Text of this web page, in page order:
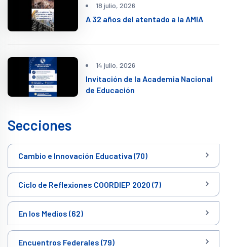
18 julio, 2026
A 32 años del atentado a la AMIA
14 julio, 2026
Invitación de la Academia Nacional
de Educación
Secciones
Cambio e Innovación Educativa (70)
Ciclo de Reflexiones COORDIEP 2020 (7)
En los Medios (62)
Encuentros Federales (79)